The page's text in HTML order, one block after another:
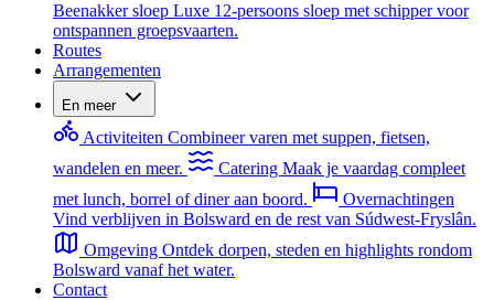
Beenakker sloep Luxe 12-persoons sloep met schipper voor
ontspannen groepsvaarten.
Routes
Arrangementen
En meer
Activiteiten Combineer varen met suppen, fietsen,
wandelen en meer.
Catering Maak je vaardag compleet
met lunch, borrel of diner aan boord.
Overnachtingen
Vind verblijven in Bolsward en de rest van Súdwest-Fryslân.
Omgeving Ontdek dorpen, steden en highlights rondom
Bolsward vanaf het water.
Contact